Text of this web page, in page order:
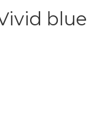
blue